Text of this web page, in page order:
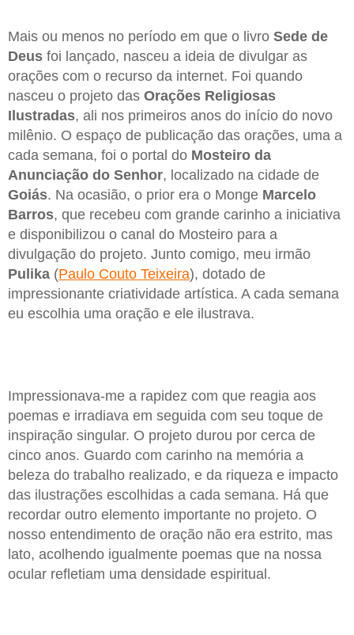
Mais ou menos no período em que o livro Sede de
Deus foi lançado, nasceu a ideia de divulgar as
orações com o recurso da internet. Foi quando
nasceu o projeto das Orações Religiosas
Ilustradas, ali nos primeiros anos do início do novo
milênio. O espaço de publicação das orações, uma a
cada semana, foi o portal do Mosteiro da
Anunciação do Senhor, localizado na cidade de
Goiás. Na ocasião, o prior era o Monge Marcelo
Barros, que recebeu com grande carinho a iniciativa
e disponibilizou o canal do Mosteiro para a
divulgação do projeto. Junto comigo, meu irmão
Pulika (Paulo Couto Teixeira), dotado de
impressionante criatividade artística. A cada semana
eu escolhia uma oração e ele ilustrava.
Impressionava-me a rapidez com que reagia aos
poemas e irradiava em seguida com seu toque de
inspiração singular. O projeto durou por cerca de
cinco anos. Guardo com carinho na memória a
beleza do trabalho realizado, e da riqueza e impacto
das ilustrações escolhidas a cada semana. Há que
recordar outro elemento importante no projeto. O
nosso entendimento de oração não era estrito, mas
lato, acolhendo igualmente poemas que na nossa
ocular refletiam uma densidade espiritual.